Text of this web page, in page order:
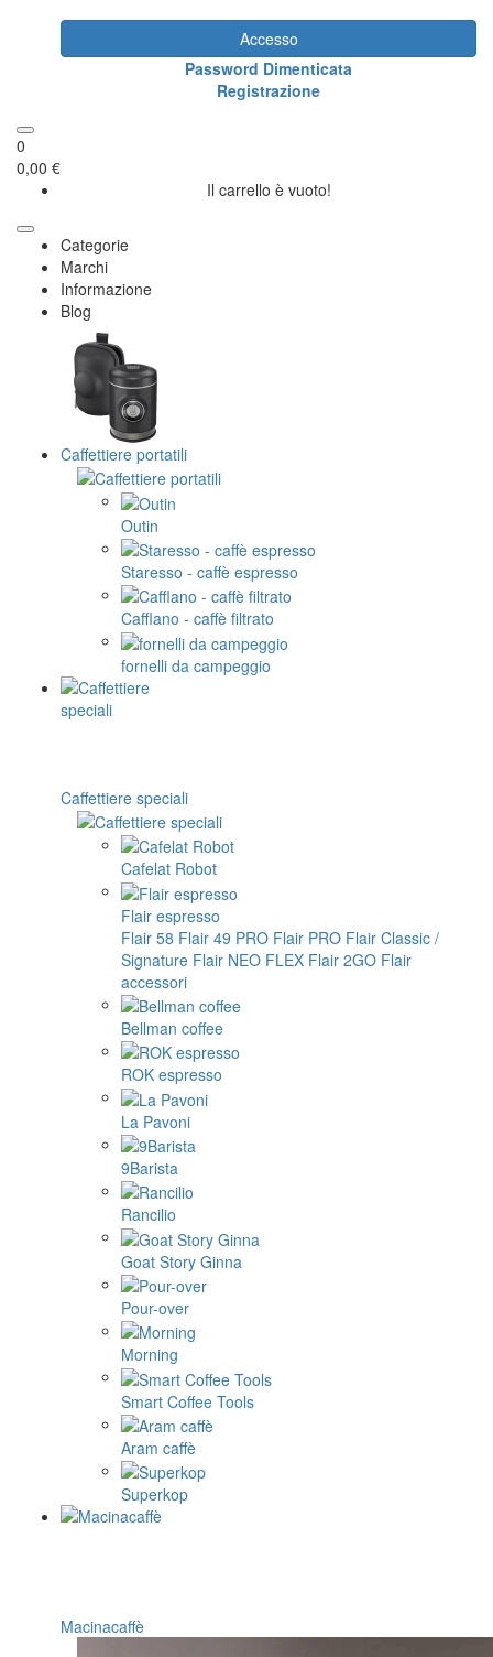
Accesso
Password Dimenticata
Registrazione
0
0,00 €
Il carrello è vuoto!
Categorie
Marchi
Informazione
Blog
Caffettiere portatili
Outin
Staresso - caffè espresso
Cafflano - caffè filtrato
fornelli da campeggio
Caffettiere speciali
Cafelat Robot
Flair espresso
Flair 58 Flair 49 PRO Flair PRO Flair Classic /
Signature Flair NEO FLEX Flair 2GO Flair
accessori
Bellman coffee
ROK espresso
La Pavoni
9Barista
Rancilio
Goat Story Ginna
Pour-over
Morning
Smart Coffee Tools
Aram caffè
Superkop
Macinacaffè